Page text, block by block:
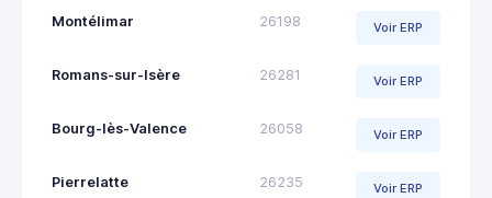
Montélimar 26198 Voir ERP
Romans-sur-Isère 26281 Voir ERP
Bourg-lès-Valence 26058 Voir ERP
Pierrelatte 26235 Voir ERP